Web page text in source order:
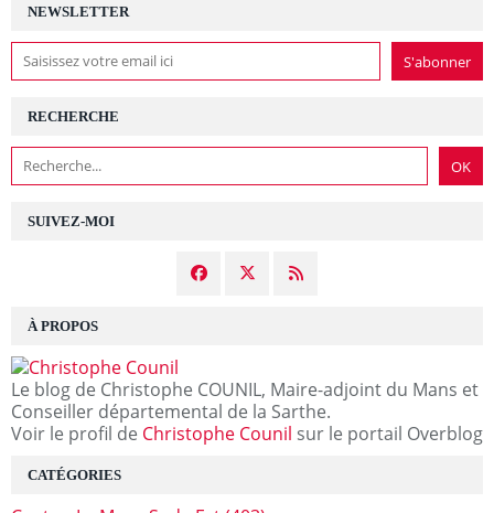
NEWSLETTER
SUIVEZ-MOI
RECHERCHE
À PROPOS
Le blog de Christophe COUNIL, Maire-adjoint du Mans et
Conseiller départemental de la Sarthe.
Voir le profil de Christophe Counil sur le portail Overblog
CATÉGORIES